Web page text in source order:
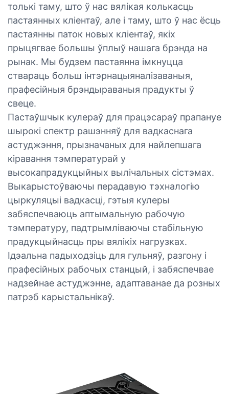
толькі таму, што ў нас вялікая колькасць
пастаянных кліентаў, але і таму, што ў нас ёсць
пастаянны паток новых кліентаў, якіх
прыцягвае большы ўплыў нашага брэнда на
рынак. Мы будзем пастаянна імкнуцца
ствараць больш інтэрнацыяналізаваныя,
прафесійныя брэндыраваныя прадукты ў
свеце.
Пастаўшчык кулераў для працэсараў прапануе
шырокі спектр рашэнняў для вадкаснага
астуджэння, прызначаных для найлепшага
кіравання тэмпературай у
высокапрадукцыйных вылічальных сістэмах.
Выкарыстоўваючы перадавую тэхналогію
цыркуляцыі вадкасці, гэтыя кулеры
забяспечваюць аптымальную рабочую
тэмпературу, падтрымліваючы стабільную
прадукцыйнасць пры вялікіх нагрузках.
Ідэальна падыходзіць для гульняў, разгону і
прафесійных рабочых станцый, і забяспечвае
надзейнае астуджэнне, адаптаванае да розных
патрэб карыстальнікаў.